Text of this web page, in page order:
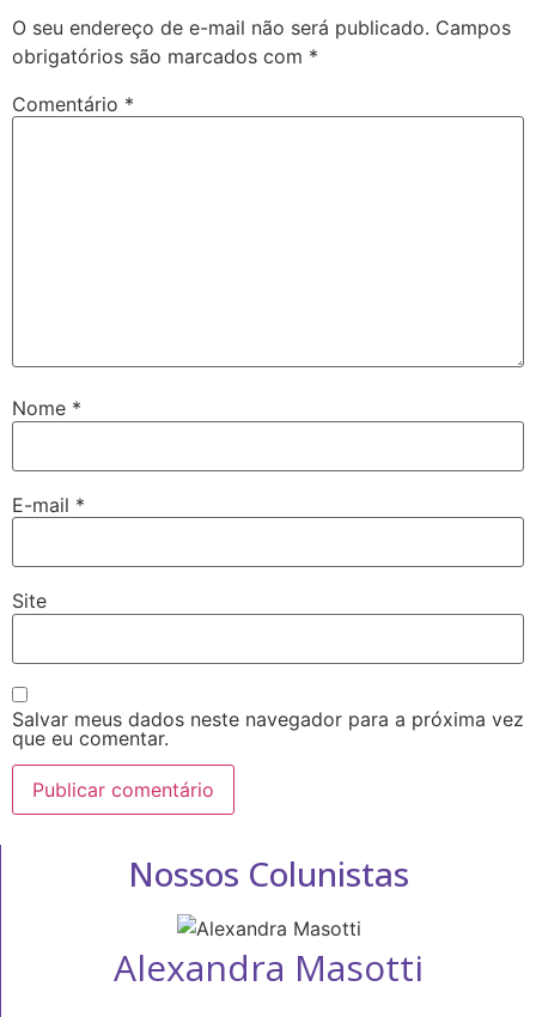
O seu endereço de e-mail não será publicado. Campos
obrigatórios são marcados com *
Comentário *
Nome *
E-mail *
Site
Salvar meus dados neste navegador para a próxima vez
que eu comentar.
Nossos Colunistas
Alexandra Masotti